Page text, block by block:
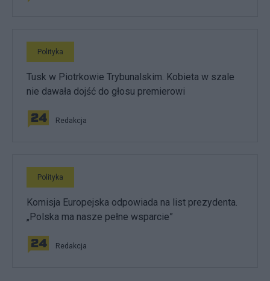
Polityka
Tusk w Piotrkowie Trybunalskim. Kobieta w szale
nie dawała dojść do głosu premierowi
Redakcja
Polityka
Komisja Europejska odpowiada na list prezydenta.
„Polska ma nasze pełne wsparcie”
Redakcja